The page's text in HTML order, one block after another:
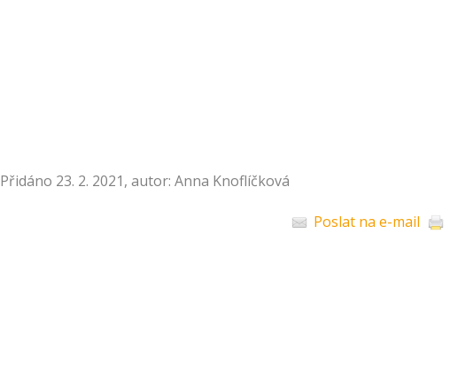
Přidáno 23. 2. 2021, autor: Anna Knoflíčková
Poslat na e-mail